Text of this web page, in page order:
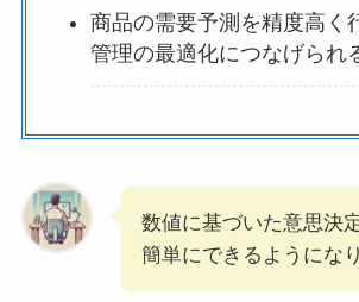
商品の需要予測を精度高く
管理の最適化につなげられ
数値に基づいた意思決
簡単にできるようにな